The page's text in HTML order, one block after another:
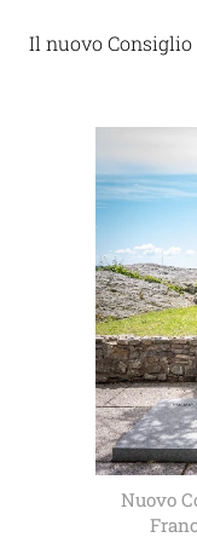
Il nuovo
Nuovo